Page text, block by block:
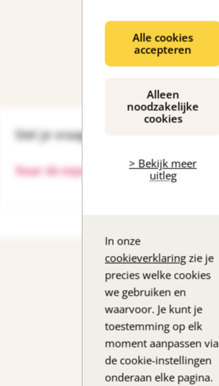
Alle cookies
accepteren
Alleen
noodzakelijke
cookies
> Bekijk meer
uitleg
In onze
cookieverklaringzie je
precies welke cookies
we gebruiken en
waarvoor. Je kunt je
toestemming op elk
moment aanpassen via
de cookie-instellingen
onderaan elke pagina.
Stel je vraag aan een expert
Naar de expert